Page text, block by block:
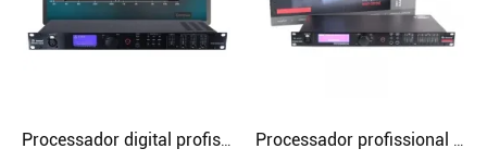
Processador digital profissional 2 entradas e 6 saídas de áudio Processador profissional DSP de áudio digital V-360 Stage 3 em 6 saídas